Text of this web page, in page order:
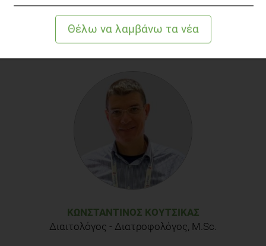
ΚΩΝΣΤΑΝΤΊΝΟΣ ΚΟΎΤΣΙΚΑΣ
Διαιτολόγος - Διατροφολόγος, Μ.Sc.